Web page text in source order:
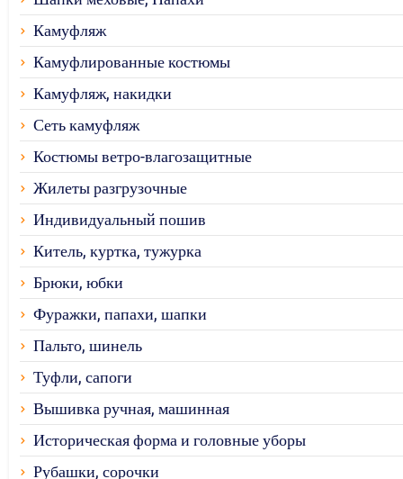
Камуфляж
Камуфлированные костюмы
Камуфляж, накидки
Сеть камуфляж
Костюмы ветро-влагозащитные
Жилеты разгрузочные
Индивидуальный пошив
Китель, куртка, тужурка
Брюки, юбки
Фуражки, папахи, шапки
Пальто, шинель
Туфли, сапоги
Вышивка ручная, машинная
Историческая форма и головные уборы
Рубашки, сорочки